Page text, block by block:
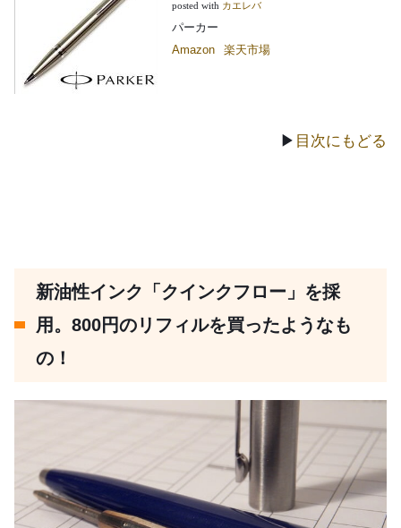
posted with カエレバ
パーカー
Amazon
楽天市場
▶ 目次にもどる
新油性インク「クインクフロー」を採
用。800円のリフィルを買ったようなも
の！